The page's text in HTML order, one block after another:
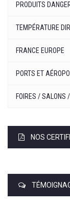
PRODUITS
TEMPÉRATURE
FRANCE EUROPE
PORTS ET
FOIRES / SALONS
NOS